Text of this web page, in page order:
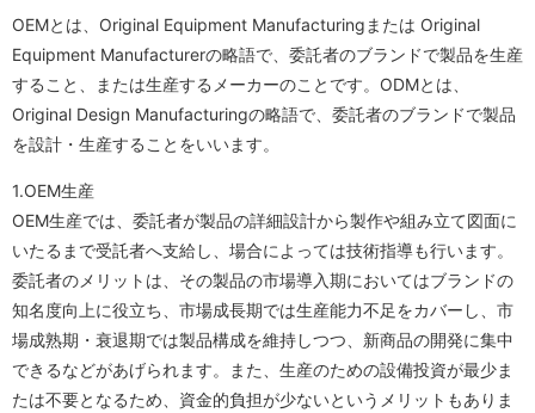
OEMとは、Original Equipment Manufacturingまたは Original
Equipment Manufacturerの略語で、委託者のブランドで製品を生産
すること、または生産するメーカーのことです。ODMとは、
Original Design Manufacturingの略語で、委託者のブランドで製品
を設計・生産することをいいます。
1.OEM生産
OEM生産では、委託者が製品の詳細設計から製作や組み立て図面に
いたるまで受託者へ支給し、場合によっては技術指導も行います。
委託者のメリットは、その製品の市場導入期においてはブランドの
知名度向上に役立ち、市場成長期では生産能力不足をカバーし、市
場成熟期・衰退期では製品構成を維持しつつ、新商品の開発に集中
できるなどがあげられます。また、生産のための設備投資が最少ま
たは不要となるため、資金的負担が少ないというメリットもありま